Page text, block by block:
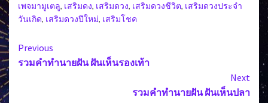
เพจมามูเตลู, เสริมดง, เสริมดวง, เสริมดวงชีวิต, เสริมดวงประจำ
วันเกิด, เสริมดวงปีใหม่, เสริมโชค
Continue
Reading
Previous
รวมคำทำนายฝัน ฝันเห็นรองเท้า
Next
รวมคำทำนายฝัน ฝันเห็นปลา